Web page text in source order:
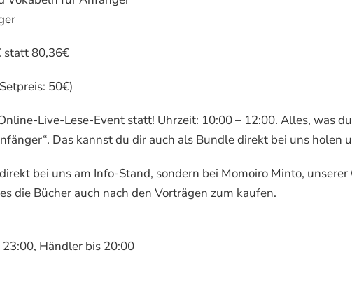
statt 80,36€
50€)
Live-Lese-Event statt! Uhrzeit: 10:00 – 12:00. Alles, was
Das kannst du dir auch als Bundle direkt bei uns holen
bei uns am Info-Stand, sondern bei Momoiro Minto,
die Bücher auch nach den Vorträgen zum kaufen.
Händler bis 20:00